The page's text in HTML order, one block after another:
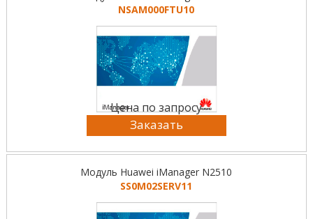
NSAM000FTU10
Цена по запросу
Заказать
Модуль Huawei iManager N2510
SS0M02SERV11